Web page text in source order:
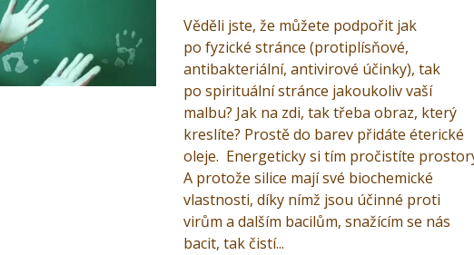
Věděli jste, že můžete podpořit jak
po fyzické stránce (protiplísňové,
antibakteriální, antivirové účinky), tak
po spirituální stránce jakoukoliv vaší
malbu? Jak na zdi, tak třeba obraz, který
kreslíte? Prostě do barev přidáte éterické
oleje. Energeticky si tím pročistíte
A protože silice mají své biochemické
vlastnosti, díky nímž jsou účinné proti
virům a dalším bacilům, snažícím se nás
bacit, tak čistí...